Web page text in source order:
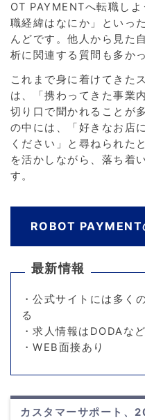
OT PAYMENTへ転職し
職経緯はなにか」といっ
んどです。他人から見た
析に関連する質問も多か
これまで身に着けてきた
は、「携わってきた事業
切り口で聞かれることが
の中には、「好きなお店
ください」と尋ねられた
を活かしながら、落ち着
す。
ROBOT PAYMENT
最新情報
・公式サイトには多く
る
・求人情報はDODAな
・WEB面接あり
カスタマーサポート、